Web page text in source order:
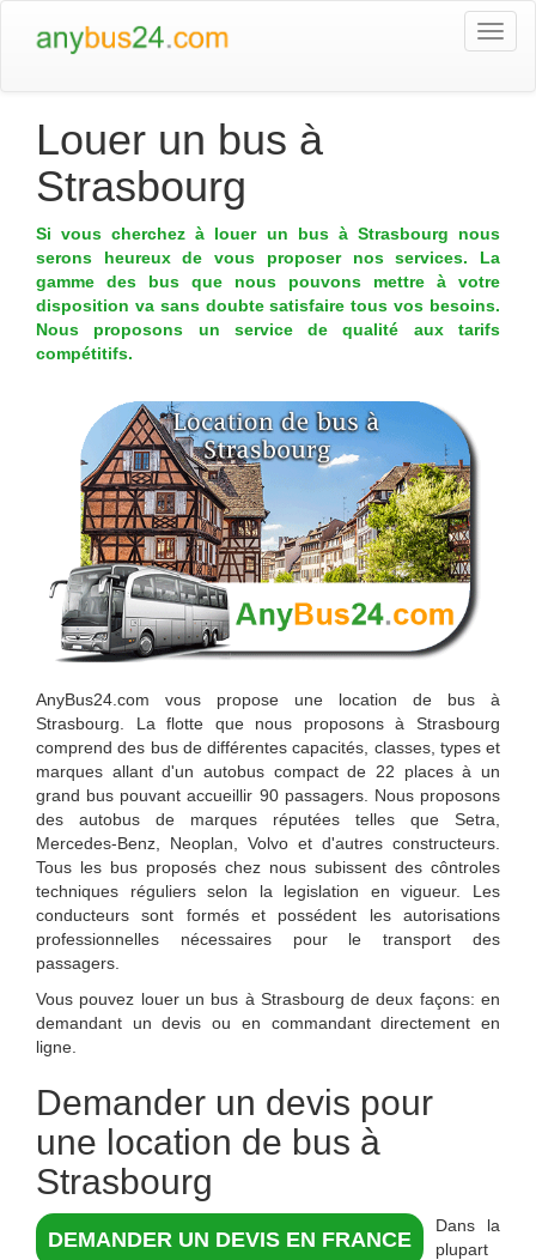
Louer un bus à
Strasbourg
Si vous cherchez à louer un bus à Strasbourg nous
serons heureux de vous proposer nos services. La
gamme des bus que nous pouvons mettre à votre
disposition va sans doubte satisfaire tous vos besoins.
Nous proposons un service de qualité aux tarifs
compétitifs.
AnyBus24.com vous propose une location de bus à
Strasbourg . La flotte que nous proposons à Strasbourg
comprend des bus de différentes capacités, classes, types et
marques allant d'un autobus compact de 22 places à un
grand bus pouvant accueillir 90 passagers. Nous proposons
des autobus de marques réputées telles que Setra,
Mercedes-Benz, Neoplan, Volvo et d'autres constructeurs.
Tous les bus proposés chez nous subissent des côntroles
techniques réguliers selon la legislation en vigueur. Les
conducteurs sont formés et possédent les autorisations
professionnelles nécessaires pour le transport des
passagers.
Vous pouvez louer un bus à Strasbourg de deux façons: en
demandant un devis ou en commandant directement en
ligne.
Demander un devis pour
une location de bus à
Strasbourg
DEMANDER UN DEVIS EN FRANCE
Dans la
plupart